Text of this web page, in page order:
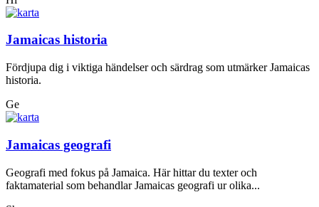
Jamaicas historia
Fördjupa dig i viktiga händelser och särdrag som utmärker Jamaicas
historia.
Ge
Jamaicas geografi
Geografi med fokus på Jamaica. Här hittar du texter och
faktamaterial som behandlar Jamaicas geografi ur olika...